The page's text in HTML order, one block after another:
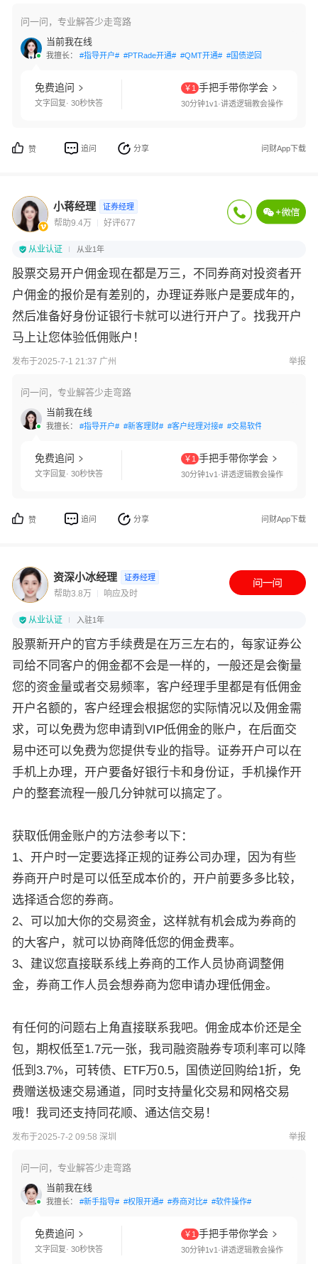
问一问，专业解答少走弯路
当前我在线
我擅长： #指导开户# #PTRade开通# #QMT开通# #国债逆回购#
免费追问
文字回复· 30秒快答
￥1 手把手带你学会
30分钟1v1·讲透逻辑教会操作
赞 追问 分享 问财App下载
小蒋经理 证券经理
帮助9.4万 好评677
从业认证 从业1年
股票交易开户佣金现在都是万三，不同券商对投资者开
户佣金的报价是有差别的，办理证券账户是要成年的，
然后准备好身份证银行卡就可以进行开户了。找我开户
马上让您体验低佣账户！
发布于2025-7-1 21:37 广州 举报
问一问，专业解答少走弯路
当前我在线
我擅长： #指导开户# #新客理财# #客户经理对接# #交易软件指导#
免费追问
文字回复· 30秒快答
￥1 手把手带你学会
30分钟1v1·讲透逻辑教会操作
赞 追问 分享 问财App下载
资深小冰经理 证券经理
帮助3.8万 响应及时
从业认证 入驻1年
股票新开户的官方手续费是在万三左右的，每家证券公
司给不同客户的佣金都不会是一样的，一般还是会衡量
您的资金量或者交易频率，客户经理手里都是有低佣金
开户名额的，客户经理会根据您的实际情况以及佣金需
求，可以免费为您申请到VIP低佣金的账户，在后面交
易中还可以免费为您提供专业的指导。证券开户可以在
手机上办理，开户要备好银行卡和身份证，手机操作开
户的整套流程一般几分钟就可以搞定了。
获取低佣金账户的方法参考以下：
1、开户时一定要选择正规的证券公司办理，因为有些
券商开户时是可以低至成本价的，开户前要多多比较，
选择适合您的券商。
2、可以加大你的交易资金，这样就有机会成为券商的
的大客户，就可以协商降低您的佣金费率。
3、建议您直接联系线上券商的工作人员协商调整佣
金，券商工作人员会想券商为您申请办理低佣金。
有任何的问题右上角直接联系我吧。佣金成本价还是全
包，期权低至1.7元一张，我司融资融券专项利率可以降
低到3.7%，可转债、ETF万0.5，国债逆回购给1折，免
费赠送极速交易通道，同时支持量化交易和网格交易
哦！我司还支持同花顺、通达信交易！
发布于2025-7-2 09:58 深圳 举报
问一问，专业解答少走弯路
当前我在线
我擅长： #新手指导# #权限开通# #券商对比# #软件操作#
免费追问
文字回复· 30秒快答
￥1 手把手带你学会
30分钟1v1·讲透逻辑教会操作